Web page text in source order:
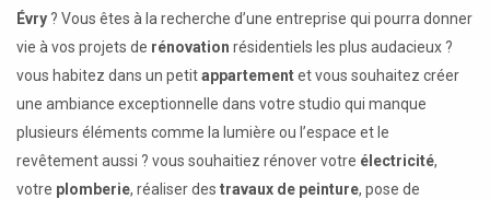
Évry ? Vous êtes à la recherche d’une entreprise qui pourra donner
vie à vos projets de rénovation résidentiels les plus audacieux ?
vous habitez dans un petitappartementet vous souhaitez créer
une ambiance exceptionnelle dans votre studio qui manque
plusieurs éléments comme la lumière ou l’espace et le
revêtement aussi ? vous souhaitiez rénover votre électricité,
votre plomberie, réaliser des travaux de peinture, pose de